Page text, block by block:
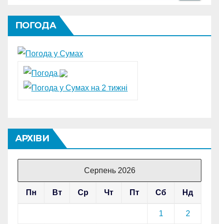
ПОГОДА
АРХІВИ
Серпень 2026
Пн Вт Ср Чт Пт Сб Нд
1 2